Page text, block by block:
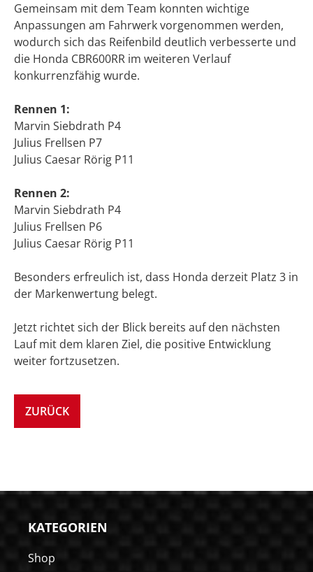
Gemeinsam mit dem Team konnten wichtige
Anpassungen am Fahrwerk vorgenommen werden,
wodurch sich das Reifenbild deutlich verbesserte und
die Honda CBR600RR im weiteren Verlauf
konkurrenzfähig wurde.
Rennen 1:
Marvin Siebdrath P4
Julius Frellsen P7
Julius Caesar Rörig P11
Rennen 2:
Marvin Siebdrath P4
Julius Frellsen P6
Julius Caesar Rörig P11
Besonders erfreulich ist, dass Honda derzeit Platz 3 in
der Markenwertung belegt.
Jetzt richtet sich der Blick bereits auf den nächsten
Lauf mit dem klaren Ziel, die positive Entwicklung
weiter fortzusetzen.
ZURÜCK
KATEGORIEN
Shop